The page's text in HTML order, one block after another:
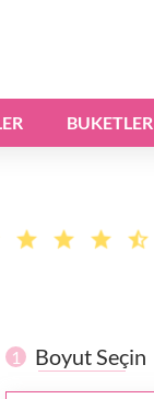
BUKETLER
1 Boyut Seçin